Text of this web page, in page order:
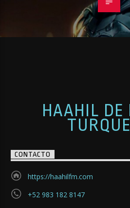
HAAHIL DE
CONTACTO
https://haahilfm.com
+52 983 182 8147